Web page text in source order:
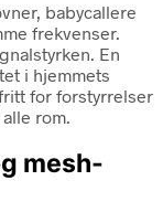
babycallere
frekvenser.
En
i hjemmets
for forstyrrelser
rom.
mesh-